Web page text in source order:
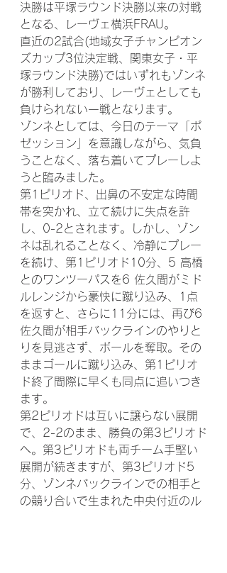
決勝は平塚ラウンド決勝以来の対戦
となる、レーヴェ横浜FRAU。
直近の2試合(地域女子チャンピオン
ズカップ3位決定戦、関東女子・平
塚ラウンド決勝)ではいずれもゾンネ
が勝利しており、レーヴェとしても
負けられない一戦となります。
ゾンネとしては、今日のテーマ「ポ
ゼッション」を意識しながら、気負
うことなく、落ち着いてプレーしよ
うと臨みました。
第1ピリオド、出鼻の不安定な時間
帯を突かれ、立て続けに失点を許
し、0-2とされます。しかし、ゾン
ネは乱れることなく、冷静にプレー
を続け、第1ピリオド10分、5 高橋
とのワンツーパスを6 佐久間がミド
ルレンジから豪快に蹴り込み、1点
を返すと、さらに11分には、再び6
佐久間が相手バックラインのやりと
りを見逃さず、ボールを奪取。その
ままゴールに蹴り込み、第1ピリオ
ド終了間際に早くも同点に追いつき
ます。
第2ピリオドは互いに譲らない展開
で、2-2のまま、勝負の第3ピリオド
へ。第3ピリオドも両チーム手堅い
展開が続きますが、第3ピリオド5
分、ゾンネバックラインでの相手と
の競り合いで生まれた中央付近のル